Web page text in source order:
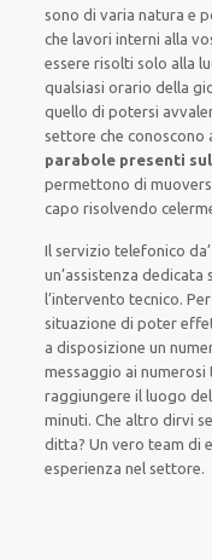
sono di varia natura e
che lavori interni alla
essere risolti solo alla
qualsiasi orario della
quello di potersi
settore che conoscono
parabole presenti
permettono di
capo risolvendo
Il servizio telefonico
un’assistenza dedicata
l’intervento tecnico.
situazione di poter
a disposizione un
messaggio ai
raggiungere il luogo
minuti. Che altro dirvi
ditta? Un vero team di
esperienza nel settore.